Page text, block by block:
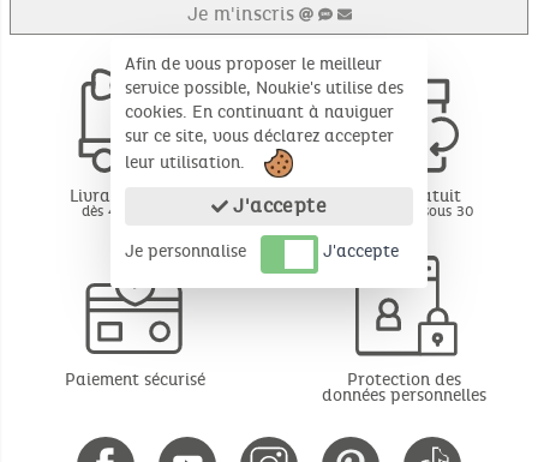
Je m'inscris
Livraison offerte
dès 49€ d'achat
Retour gratuit
BE - FR - LU sous 30
Paiement sécurisé Protection des
données personnelles
Afin de vous proposer le meilleur
service possible, Noukie's utilise des
cookies. En continuant à naviguer
sur ce site, vous déclarez accepter
leur utilisation.
J'accepte
Je personnalise J'accepte